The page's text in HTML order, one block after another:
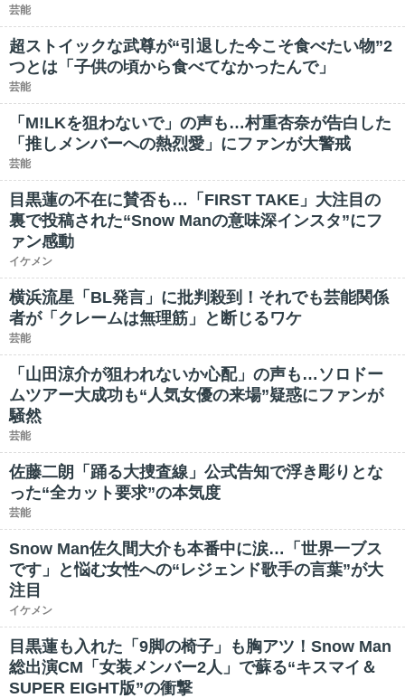
芸能
超ストイックな武尊が“引退した今こそ食べたい物”2
つとは「子供の頃から食べてなかったんで」
芸能
「M!LKを狙わないで」の声も…村重杏奈が告白した
「推しメンバーへの熱烈愛」にファンが大警戒
芸能
目黒蓮の不在に賛否も…「FIRST TAKE」大注目の
裏で投稿された“Snow Manの意味深インスタ”にフ
ァン感動
イケメン
横浜流星「BL発言」に批判殺到！それでも芸能関係
者が「クレームは無理筋」と断じるワケ
芸能
「山田涼介が狙われないか心配」の声も…ソロドー
ムツアー大成功も“人気女優の来場”疑惑にファンが
騒然
芸能
佐藤二朗「踊る大捜査線」公式告知で浮き彫りとな
った“全カット要求”の本気度
芸能
Snow Man佐久間大介も本番中に涙…「世界一ブス
です」と悩む女性への“レジェンド歌手の言葉”が大
注目
イケメン
目黒蓮も入れた「9脚の椅子」も胸アツ！Snow Man
総出演CM「女装メンバー2人」で蘇る“キスマイ＆
SUPER EIGHT版”の衝撃